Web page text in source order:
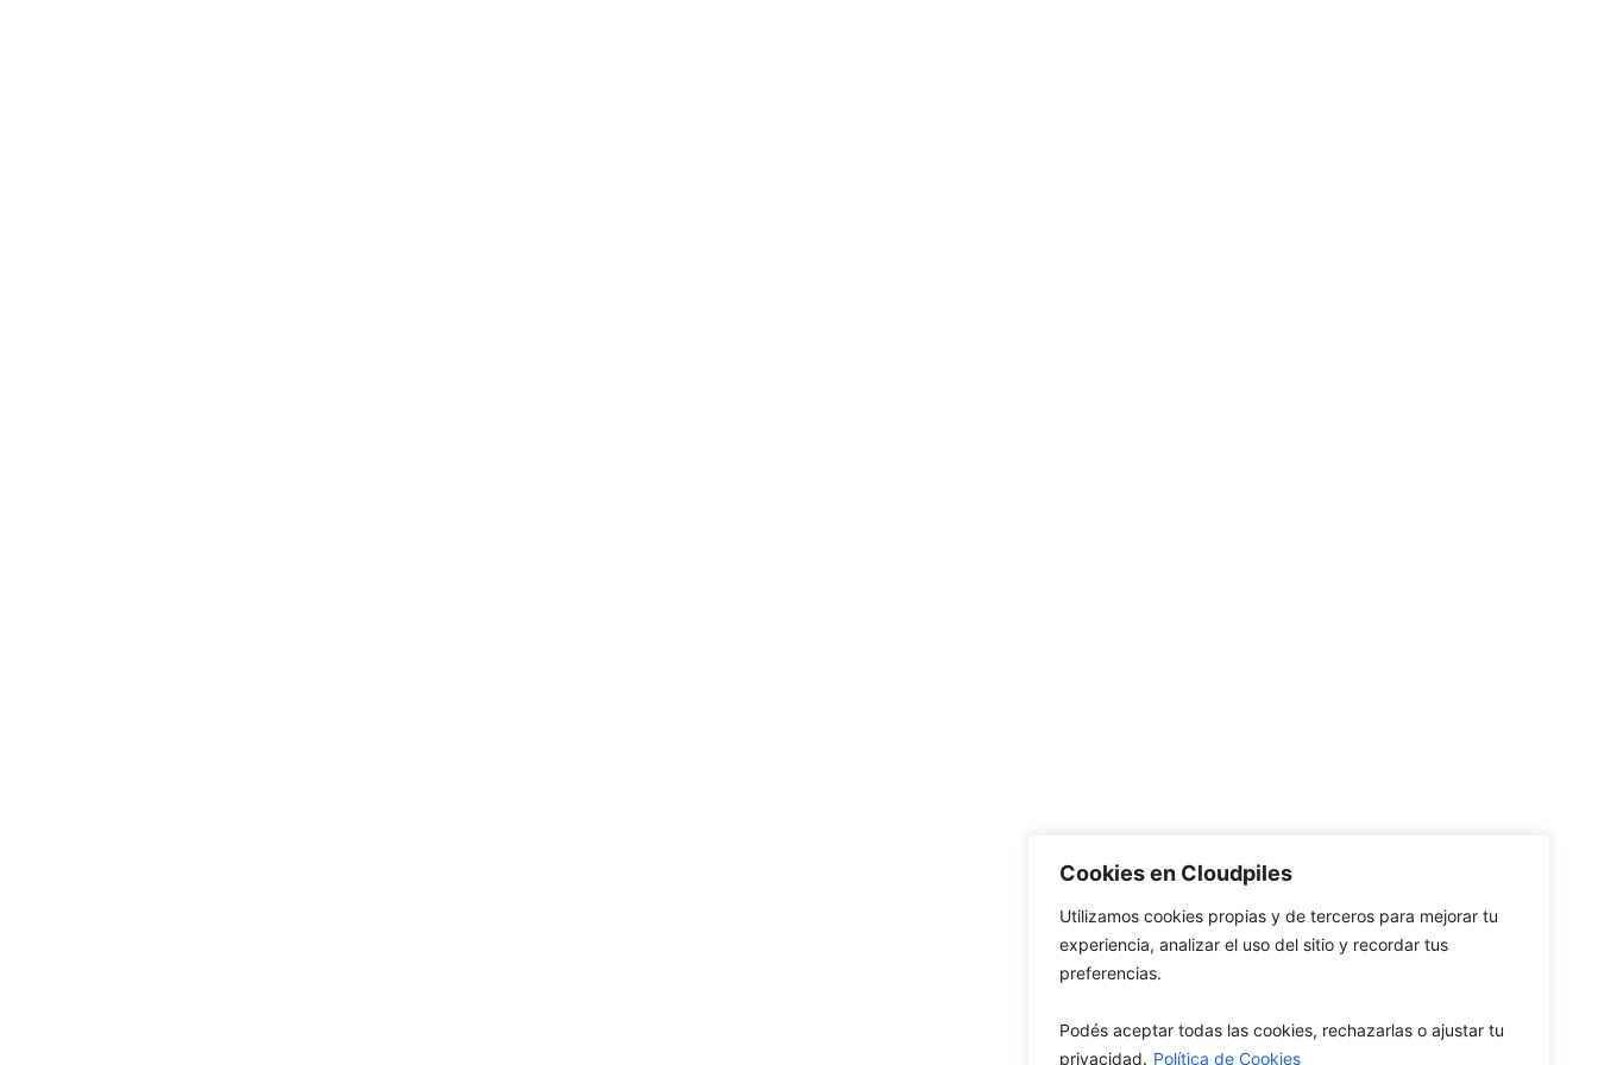
Cookies en Cloudpiles
Utilizamos cookies propias y de terceros para mejorar tu
experiencia, analizar el uso del sitio y recordar tus
preferencias.
Podés aceptar todas las cookies, rechazarlas o ajustar tu
privacidad. Política de Cookies